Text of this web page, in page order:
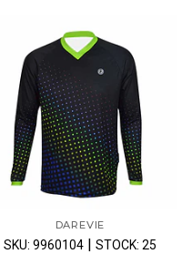
DAREVIE
SKU: 9960104 | STOCK: 25